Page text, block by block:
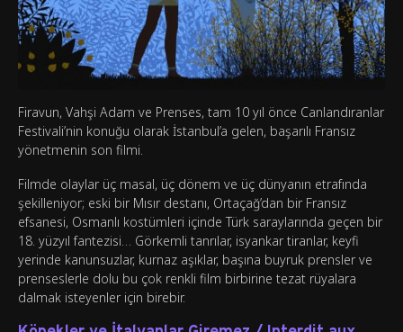
Firavun, Vahşi Adam ve Prenses, tam 10 yıl önce Canlandıranlar
Festivali’nin konuğu olarak İstanbul’a gelen, başarılı Fransız
yönetmenin son filmi.
Filmde olaylar üç masal, üç dönem ve üç dünyanın etrafında
şekilleniyor; eski bir Mısır destanı, Ortaçağ’dan bir Fransız
efsanesi, Osmanlı kostümleri içinde Türk saraylarında geçen bir
18. yüzyıl fantezisi… Görkemli tanrılar, isyankar tiranlar, keyfi
yerinde kanunsuzlar, kurnaz aşıklar, başına buyruk prensler ve
prenseslerle dolu bu çok renkli film birbirine tezat rüyalara
dalmak isteyenler için birebir.